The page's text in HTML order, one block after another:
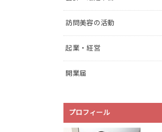
訪問美容の活動
起業・経営
開業届
プロフィール